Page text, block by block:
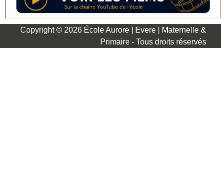
Copyright © 2026 École Aurore | Evere | Maternelle &
Primaire - Tous droits réservés